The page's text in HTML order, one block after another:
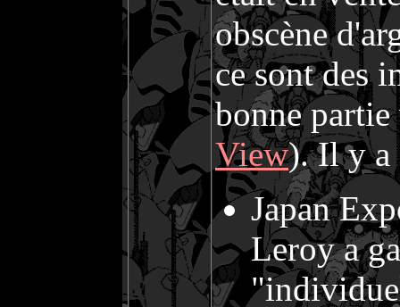
obscène
ce sont des
bonne
View). Il y a
Japan
Leroy a